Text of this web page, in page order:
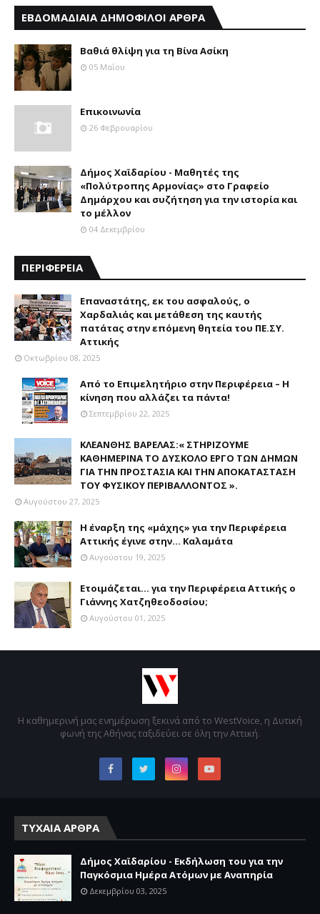
ΕΒΔΟΜΑΔΙΑΙΑ ΔΗΜΟΦΙΛΟΙ ΑΡΘΡΑ
Βαθιά θλίψη για τη Βίνα Ασίκη
05 Μαΐου
Επικοινωνία
26 Φεβρουαρίου
Δήμος Χαϊδαρίου - Μαθητές της
«Πολύτροπης Αρμονίας» στο Γραφείο
Δημάρχου και συζήτηση για την ιστορία και
το μέλλον
04 Δεκεμβρίου
ΠΕΡΙΦΕΡΕΙΑ
Επαναστάτης, εκ του ασφαλούς, ο
Χαρδαλιάς και μετάθεση της καυτής
πατάτας στην επόμενη θητεία του ΠΕ.ΣΥ.
Αττικής
Οκτωβρίου 08, 2025
Από το Επιμελητήριο στην Περιφέρεια – Η
κίνηση που αλλάζει τα πάντα!
Σεπτεμβρίου 22, 2025
ΚΛΕΑΝΘΗΣ ΒΑΡΕΛΑΣ:« ΣΤΗΡΙΖΟΥΜΕ
ΚΑΘΗΜΕΡΙΝΑ ΤΟ ΔΥΣΚΟΛΟ ΕΡΓΟ ΤΩΝ ΔΗΜΩΝ
ΓΙΑ ΤΗΝ ΠΡΟΣΤΑΣΙΑ ΚΑΙ ΤΗΝ ΑΠΟΚΑΤΑΣΤΑΣΗ
ΤΟΥ ΦΥΣΙΚΟΥ ΠΕΡΙΒΑΛΛΟΝΤΟΣ ».
Αυγούστου 27, 2025
Η έναρξη της «μάχης» για την Περιφέρεια
Αττικής έγινε στην... Καλαμάτα
Αυγούστου 19, 2025
Ετοιμάζεται... για την Περιφέρεια Αττικής ο
Γιάννης Χατζηθεοδοσίου;
Αυγούστου 01, 2025
Η καθημερινή μας ενημέρωση ξεκινά από το WestVoice, η Δυτική
φωνή της Αθήνας ταξιδεύει σε όλη την Αττική.
ΤΥΧΑΙΑ ΑΡΘΡΑ
Δήμος Χαϊδαρίου - Εκδήλωση του για την
Παγκόσμια Ημέρα Ατόμων με Αναπηρία
Δεκεμβρίου 03, 2025